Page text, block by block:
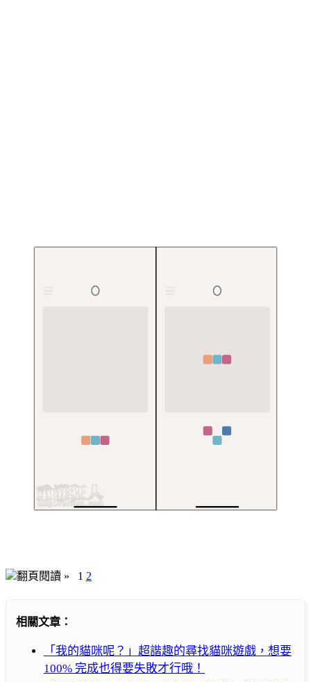
翻頁閱讀 » 1 2
相關文章：
「我的貓咪呢？」超諧趣的尋找貓咪遊戲，想要
100% 完成也得要失敗才行哦！